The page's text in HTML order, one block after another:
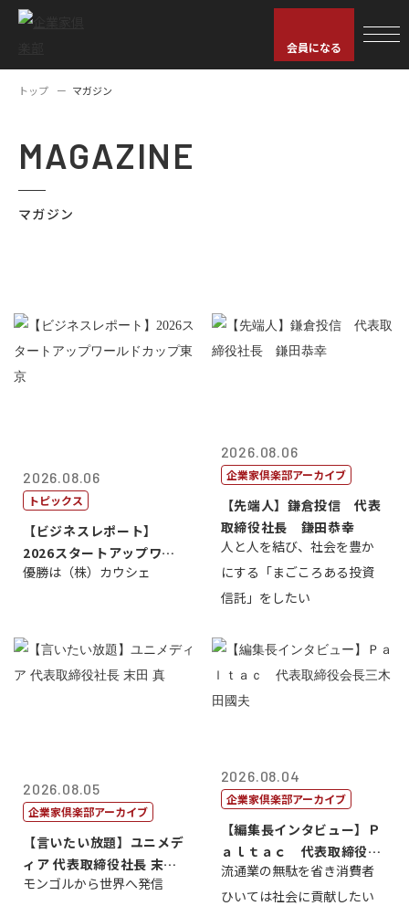
会員になる
トップ マガジン
MAGAZINE
マガジン
2026.08.06
トピックス
【ビジネスレポート】
2026スタートアップワー
ルドカップ東京
優勝は（株）カウシェ
2026.08.06
企業家倶楽部アーカイブ
【先端人】鎌倉投信 代表
取締役社長 鎌田恭幸
人と人を結び、社会を豊か
にする「まごころある投資
信託」をしたい
2026.08.05
企業家倶楽部アーカイブ
【言いたい放題】ユニメデ
ィア 代表取締役社長 末田
真
モンゴルから世界へ発信
2026.08.04
企業家倶楽部アーカイブ
【編集長インタビュー】Ｐ
ａｌｔａｃ 代表取締役会
長三木田國夫
流通業の無駄を省き消費者
ひいては社会に貢献したい